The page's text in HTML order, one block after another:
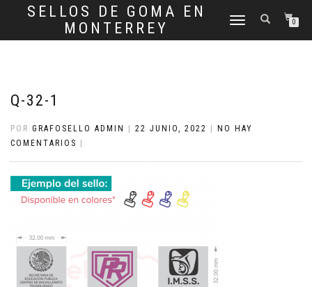
SELLOS DE GOMA EN
MONTERREY
CAMBIAR
0
Q-32-1
POR GRAFOSELLO ADMIN 22 JUNIO, 2022
NO HAY
COMENTARIOS